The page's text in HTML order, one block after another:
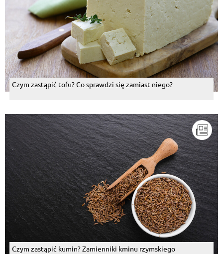
Czym zastąpić tofu? Co sprawdzi się zamiast niego?
Czym zastąpić kumin? Zamienniki kminu rzymskiego